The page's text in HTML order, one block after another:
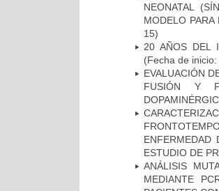
NEONATAL
MODELO
15)
20 AÑOS DEL
(Fecha de
EVALUACIÓN
FUSIÓN Y
ENFERMEDAD
ESTUDIO DE
ANÁLISIS
MEDIANTE